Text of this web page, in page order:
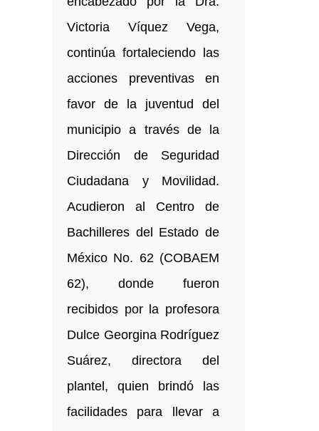
Victoria Víquez Vega,
continúa fortaleciendo las
acciones preventivas en
favor de la juventud del
municipio a través de la
Dirección de Seguridad
Ciudadana y Movilidad.
Acudieron al Centro de
Bachilleres del Estado de
México No. 62 (COBAEM
62), donde fueron
recibidos por la profesora
Dulce Georgina Rodríguez
Suárez, directora del
plantel, quien brindó las
facilidades para llevar a